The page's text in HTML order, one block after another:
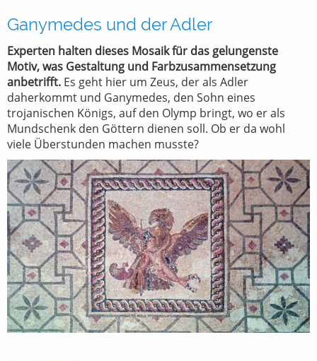
Ganymedes und der Adler
Experten halten dieses Mosaik für das gelungenste
Motiv, was Gestaltung und Farbzusammensetzung
anbetrifft. Es geht hier um Zeus, der als Adler
daherkommt und Ganymedes, den Sohn eines
trojanischen Königs, auf den Olymp bringt, wo er als
Mundschenk den Göttern dienen soll. Ob er da wohl
viele Überstunden machen musste?